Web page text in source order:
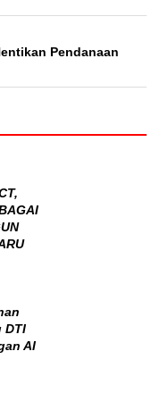
Pendanaan
DTI
AI